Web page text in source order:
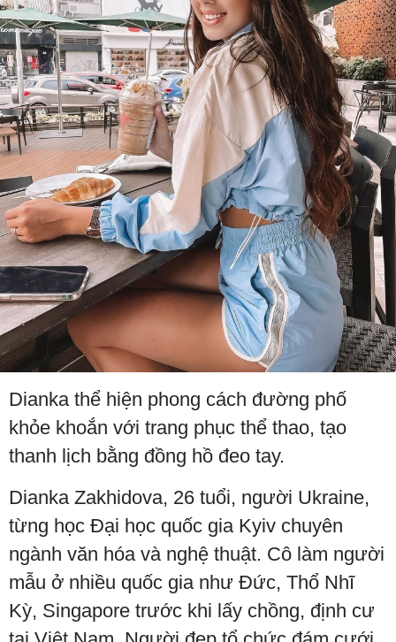
Dianka thể hiện phong cách đường phố
khỏe khoắn với trang phục thể thao, tạo
thanh lịch bằng đồng hồ đeo tay.
Dianka Zakhidova, 26 tuổi, người Ukraine,
từng học Đại học quốc gia Kyiv chuyên
ngành văn hóa và nghệ thuật. Cô làm người
mẫu ở nhiều quốc gia như Đức, Thổ Nhĩ
Kỳ, Singapore trước khi lấy chồng, định cư